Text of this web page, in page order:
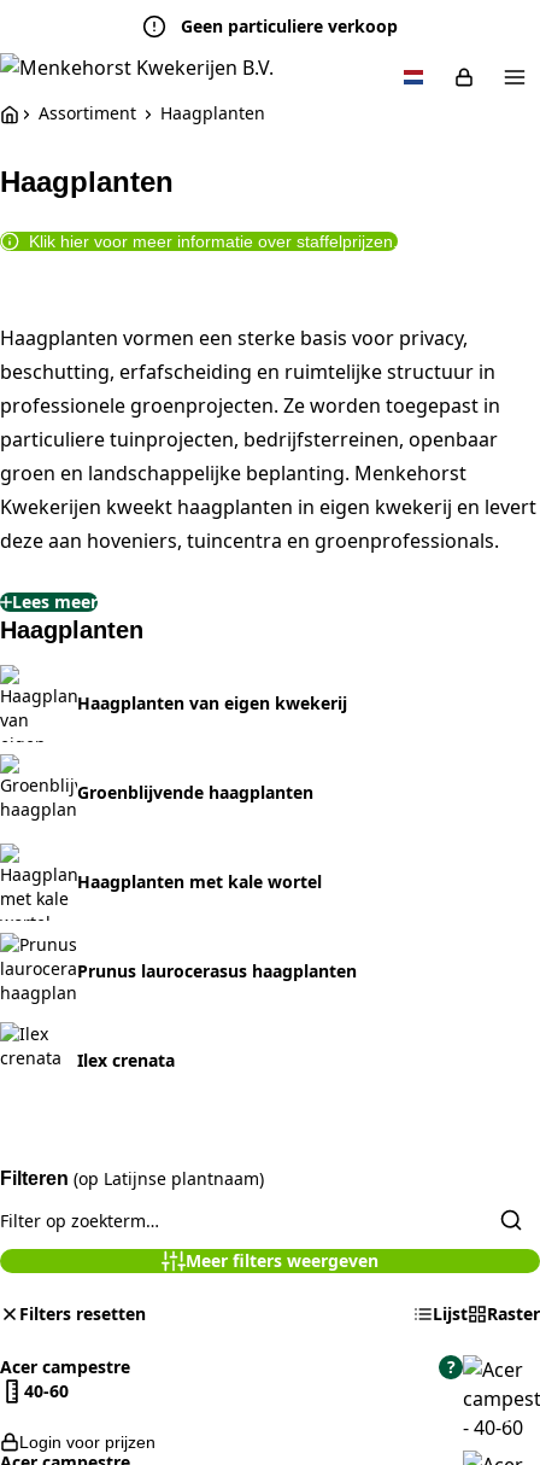
Geen particuliere verkoop
Assortiment Haagplanten
Haagplanten
Klik hier voor meer informatie over staffelprijzen.
Haagplanten vormen een sterke basis voor privacy,
beschutting, erfafscheiding en ruimtelijke structuur in
professionele groenprojecten. Ze worden toegepast in
particuliere tuinprojecten, bedrijfsterreinen, openbaar
groen en landschappelijke beplanting. Menkehorst
Kwekerijen kweekt haagplanten in eigen kwekerij en levert
deze aan hoveniers, tuincentra en groenprofessionals.
Lees meer
Haagplanten
Haagplanten van eigen kwekerij
Groenblijvende haagplanten
Haagplanten met kale wortel
Prunus laurocerasus haagplanten
Ilex crenata
Filteren (op Latijnse plantnaam)
Meer filters weergeven
Filters resetten Lijst Raster
Acer campestre
?
40-60
Login voor prijzen